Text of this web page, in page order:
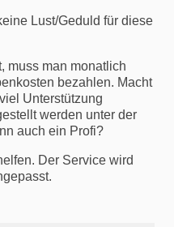
Lust/Geduld für diese
muss man monatlich
bezahlen. Macht
Unterstützung
werden unter der
auch ein Profi?
Der Service wird